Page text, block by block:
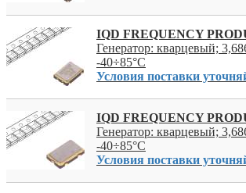
IQD FREQUENCY
Генератор: кварцевый;
-40÷85°C
Условия поставки
IQD FREQUENCY
Генератор: кварцевый;
-40÷85°C
Условия поставки